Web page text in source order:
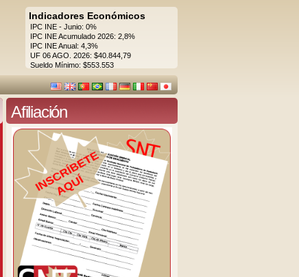
Indicadores Económicos
IPC INE - Junio: 0%
IPC INE Acumulado 2026: 2,8%
IPC INE Anual: 4,3%
UF 06 AGO. 2026: $40.844,79
Sueldo Mínimo: $553.553
Afiliación